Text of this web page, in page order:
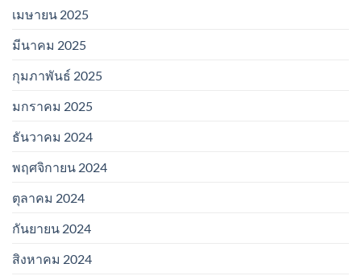
เมษายน 2025
มีนาคม 2025
กุมภาพันธ์ 2025
มกราคม 2025
ธันวาคม 2024
พฤศจิกายน 2024
ตุลาคม 2024
กันยายน 2024
สิงหาคม 2024